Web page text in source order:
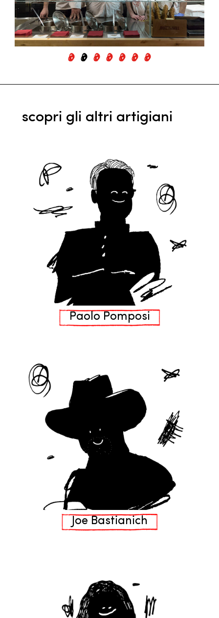
scopri gli altri artigiani
Paolo Pomposi
Joe Bastianich